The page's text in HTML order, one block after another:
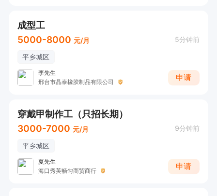
成型工
5000-8000 元/月 5分钟前
平乡城区
李先生
邢台市晶泰橡胶制品有限公司
申请
穿戴甲制作工（只招长期）
3000-7000 元/月 9分钟前
平乡城区
夏先生
海口秀英畅匀商贸商行
申请